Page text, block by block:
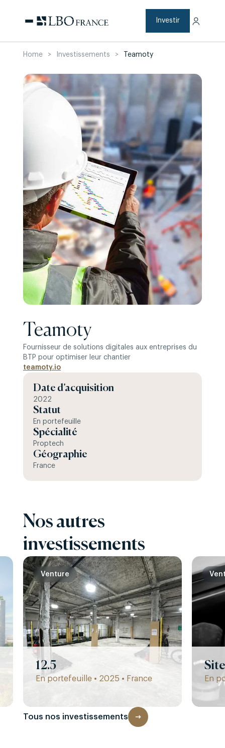
contenu
Investir
Home > Investissements > Teamoty
Teamoty
Fournisseur de solutions digitales aux entreprises du
BTP pour optimiser leur chantier
teamoty.io
Date d’acquisition
2022
Statut
En portefeuille
Spécialité
Proptech
Géographie
France
Nos autres
investissements
Venture
12.5
En portefeuille • 2025 • France En
Tous nos investissements